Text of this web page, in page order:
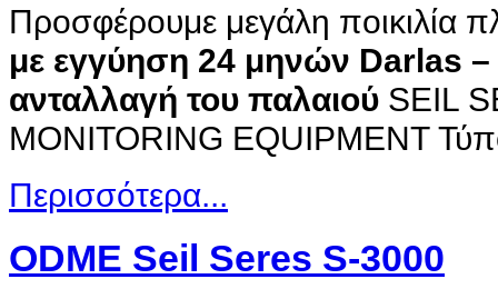
Προσφέρουμε μεγάλη ποικιλία
με εγγύηση 24 μηνών Darlas –
ανταλλαγή του παλαιού SEIL
MONITORING EQUIPMENT
Περισσότερα...
ODME Seil Seres S-3000